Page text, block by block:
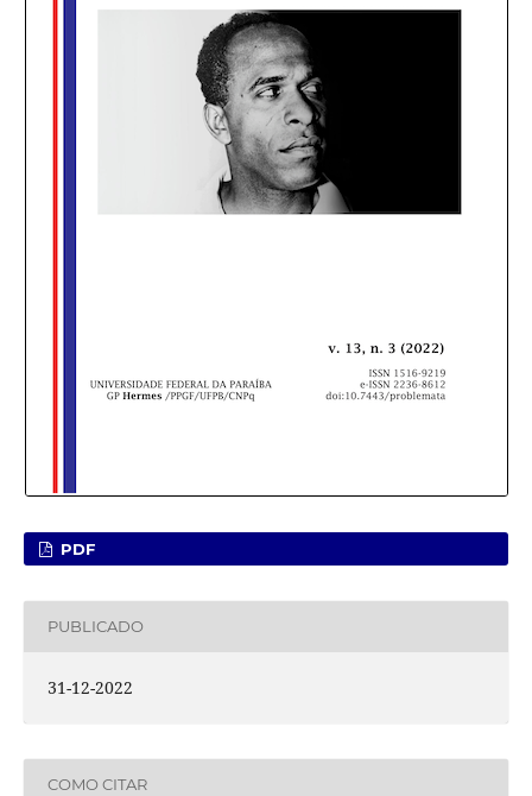
PDF
PUBLICADO
31-12-2022
COMO CITAR